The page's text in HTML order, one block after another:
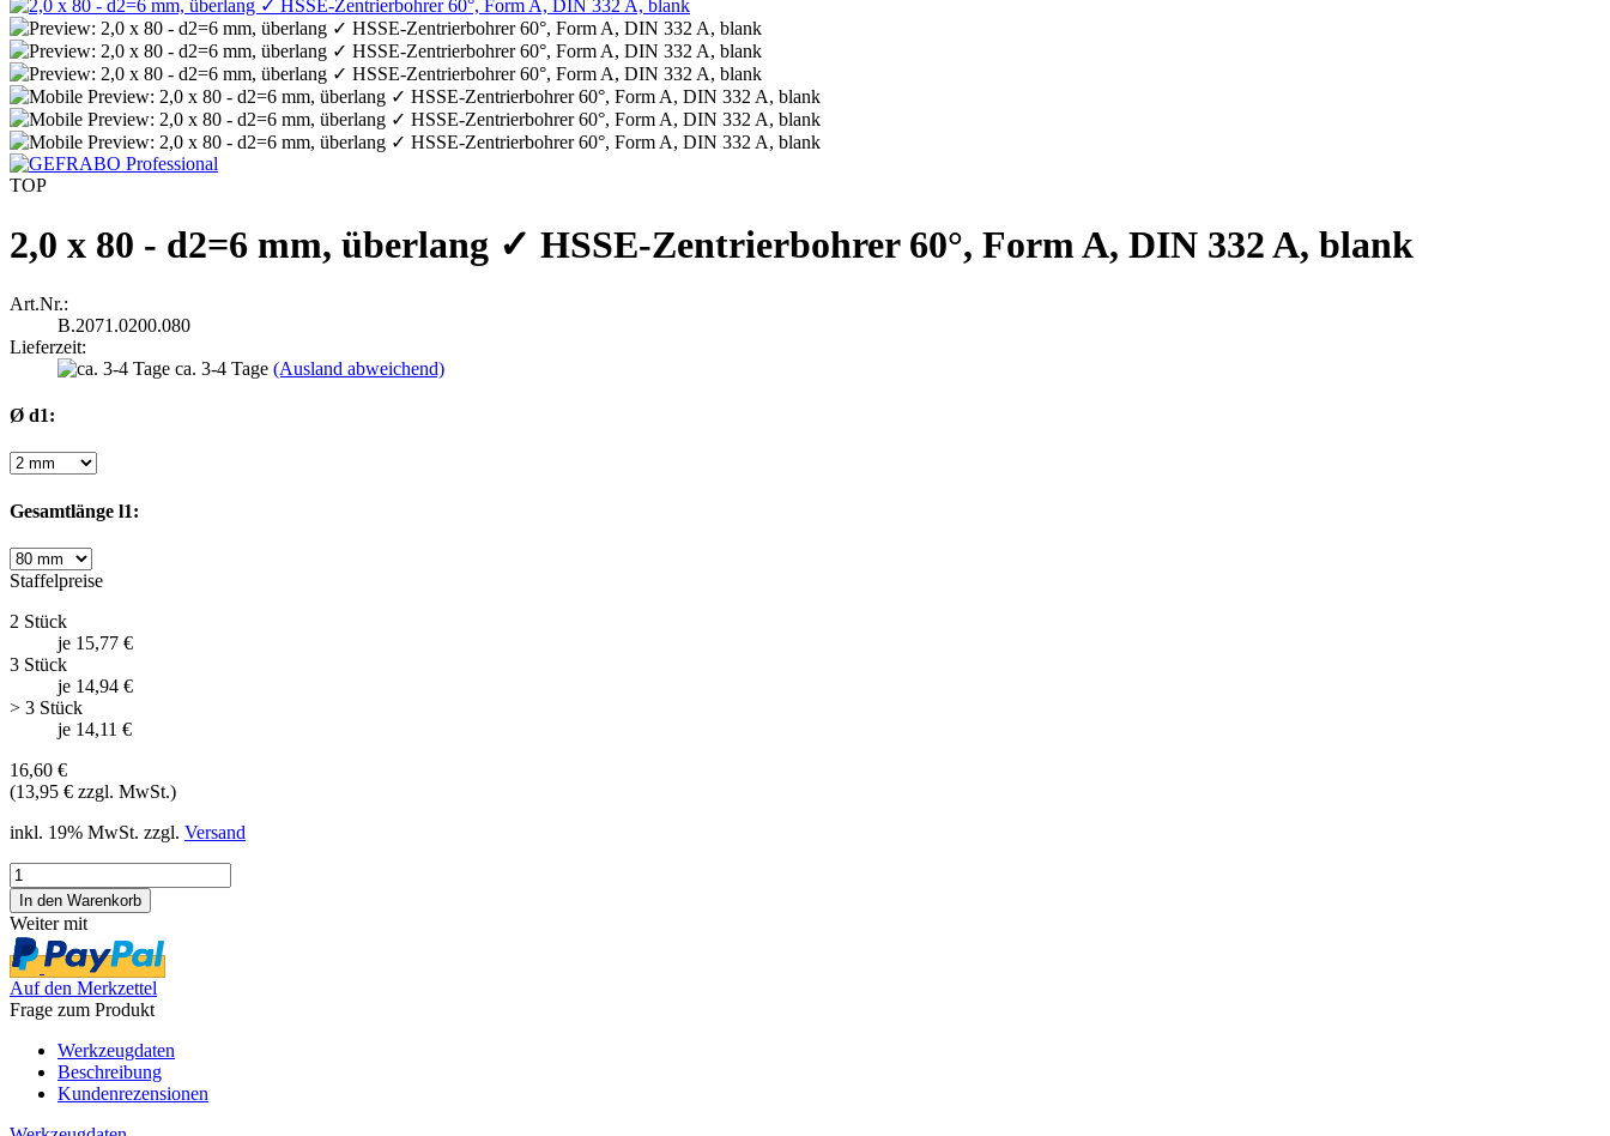
TOP
2,0 x 80 - d2=6 mm, überlang ✓ HSSE-Zentrierbohrer 60°, Form A, DIN 332 A, blank
Art.Nr.:
B.2071.0200.080
Lieferzeit:
ca. 3-4 Tage (Ausland abweichend)
Ø d1:
Gesamtlänge l1:
Staffelpreise
2 Stück
je 15,77 €
3 Stück
je 14,94 €
> 3 Stück
je 14,11 €
16,60 €
(13,95 € zzgl. MwSt.)
inkl. 19% MwSt. zzgl. Versand
Weiter mit
Auf den Merkzettel
Frage zum Produkt
Werkzeugdaten
Beschreibung
Kundenrezensionen